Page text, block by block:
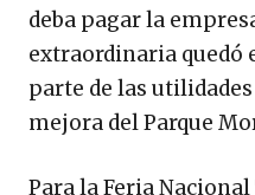
deba pagar la
extraordinaria quedó
parte de las
mejora del Parque
Para la Feria